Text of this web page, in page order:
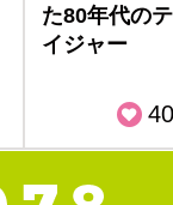
た80年代の
イジャー
40